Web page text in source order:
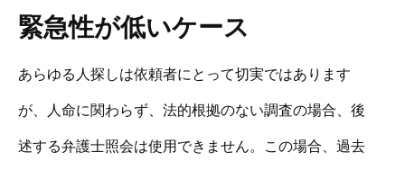
緊急性が低いケース
あらゆる人探しは依頼者にとって切実ではあります
が、人命に関わらず、法的根拠のない調査の場合、後
述する弁護士照会は使用できません。この場合、過去